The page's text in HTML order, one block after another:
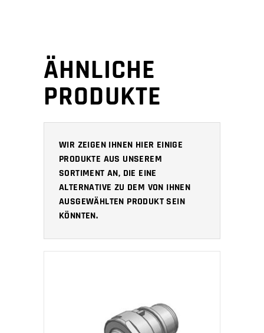
ÄHNLICHE
PRODUKTE
WIR ZEIGEN IHNEN HIER EINIGE
PRODUKTE AUS UNSEREM
SORTIMENT AN, DIE EINE
ALTERNATIVE ZU DEM VON IHNEN
AUSGEWÄHLTEN PRODUKT SEIN
KÖNNTEN.